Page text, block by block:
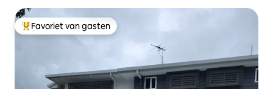
Topfavoriet van gasten
Favoriet van gasten